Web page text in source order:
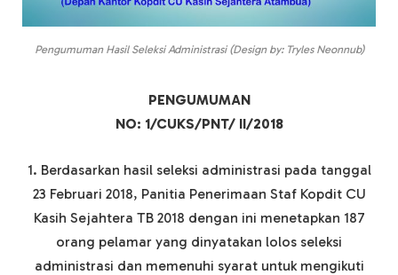
Pengumuman Hasil Seleksi Administrasi (Design by: Tryles Neonnub)
PENGUMUMAN
NO: 1/CUKS/PNT/ II/2018
1. Berdasarkan hasil seleksi administrasi pada tanggal
23 Februari 2018, Panitia Penerimaan Staf Kopdit CU
Kasih Sejahtera TB 2018 dengan ini menetapkan 187
orang pelamar yang dinyatakan lolos seleksi
administrasi dan memenuhi syarat untuk mengikuti